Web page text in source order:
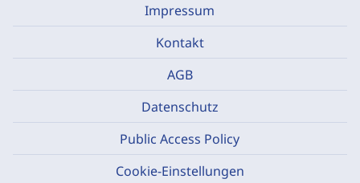
Impressum
Kontakt
AGB
Datenschutz
Public Access Policy
Cookie-Einstellungen